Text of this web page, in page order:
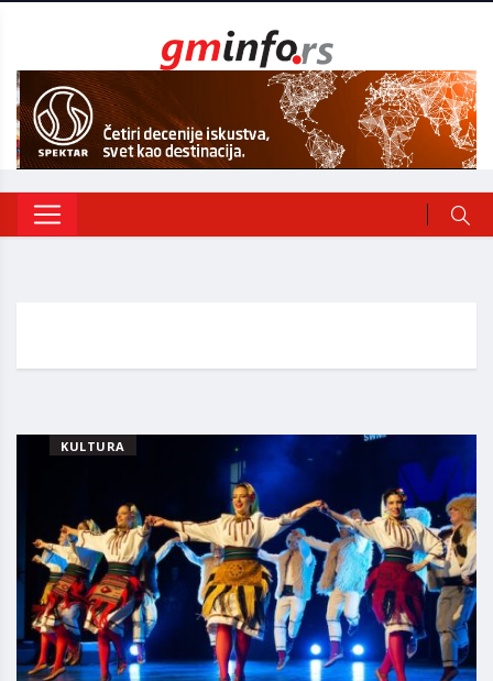
KULTURA